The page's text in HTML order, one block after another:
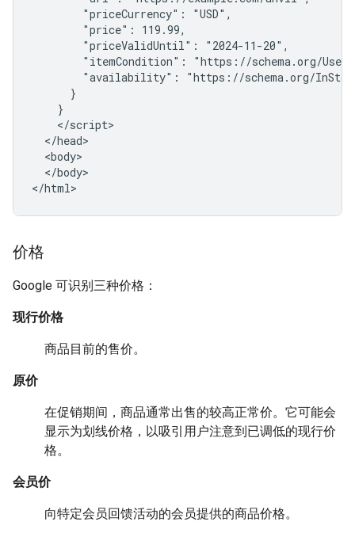
        "priceCurrency": "USD",
        "price": 119.99,
        "priceValidUntil": "2024-11-20",
"itemCondition": "https://schema.org/
"availability": "https://schema.org/
      }
    }
    </script>
  </head>
  <body>
  </body>
</html>
价格
Google 可识别三种价格：
现行价格
商品目前的售价。
原价
在促销期间，商品通常出售的较高正常价。它可能会
显示为划线价格，以吸引用户注意到已调低的现行价
格。
会员价
向特定会员回馈活动的会员提供的商品价格。